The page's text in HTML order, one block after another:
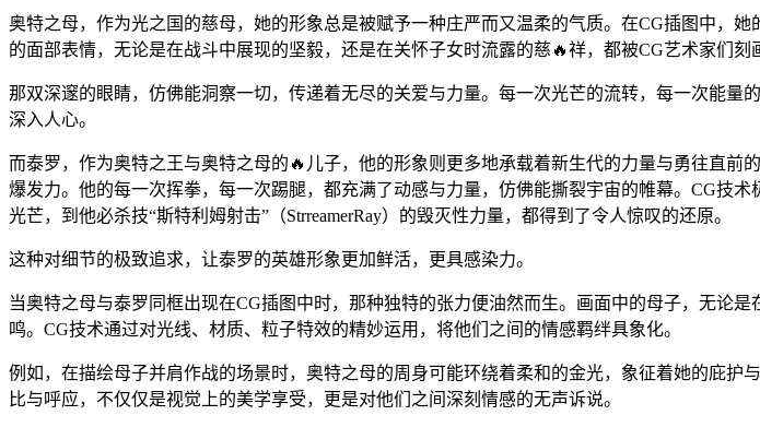
奥特之母，作为光之国的慈母，她的形象总是被赋予一种庄严而又温柔的气质。在CG插图中，
的面部表情，无论是在战斗中展现的坚毅，还是在关怀子女时流露的慈🔥祥，都被CG艺术家们刻
那双深邃的眼睛，仿佛能洞察一切，传递着无尽的关爱与力量。每一次光芒的流转，每一次能量
深入人心。
而泰罗，作为奥特之王与奥特之母的🔥儿子，他的形象则更多地承载着新生代的力量与勇往直
爆发力。他的每一次挥拳，每一次踢腿，都充满了动感与力量，仿佛能撕裂宇宙的帷幕。CG技
光芒，到他必杀技“斯特利姆射击”（StrreamerRay）的毁灭性力量，都得到了令人惊叹的还原。
这种对细节的极致追求，让泰罗的英雄形象更加鲜活，更具感染力。
当奥特之母与泰罗同框出现在CG插图中时，那种独特的张力便油然而生。画面中的母子，无论
鸣。CG技术通过对光线、材质、粒子特效的精妙运用，将他们之间的情感羁绊具象化。
例如，在描绘母子并肩作战的场景时，奥特之母的周身可能环绕着柔和的金光，象征着她的庇
比与呼应，不仅仅是视觉上的美学享受，更是对他们之间深刻情感的无声诉说。